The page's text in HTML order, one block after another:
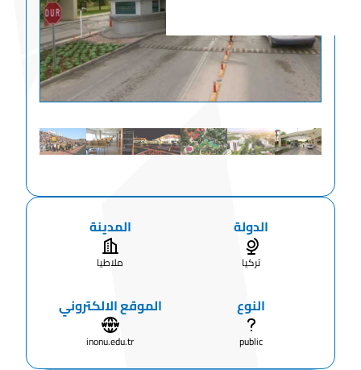
الدولة
تركيا
المدينة
ملاطيا
النوع
public
الموقع الالكتروني
inonu.edu.tr